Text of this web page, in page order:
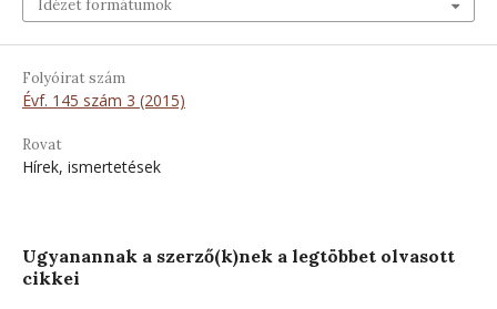
Idézet formátumok
Folyóirat szám
Évf. 145 szám 3 (2015)
Rovat
Hírek, ismertetések
Ugyanannak a szerző(k)nek a legtöbbet olvasott
cikkei